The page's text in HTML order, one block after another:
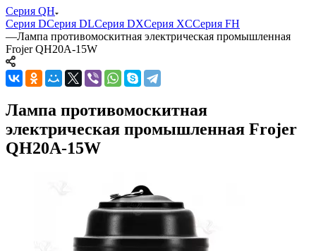
Серия QH
Серия DСерия DLСерия DXСерия XCСерия FH
—Лампа противомоскитная электрическая промышленная
Frojer QH20A-15W
Лампа противомоскитная
электрическая промышленная Frojer
QH20A-15W